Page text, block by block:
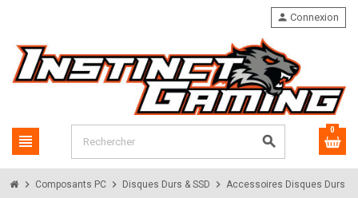
view_headline search
person Connexion
0
chevron_right Composants PC chevron_right Disques Durs & SSD chevron_right Accessoires Disques Durs